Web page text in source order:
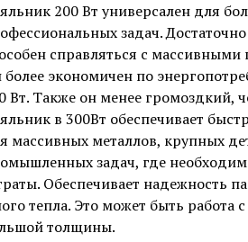
200 Вт универсален для
задач.
справляться с
экономичен по
Вт. Также он менее громоздкий,
в 300Вт обеспечивает
массивных металлов, крупных
задач, где
Обеспечивает надежность
тепла. Это может быть работа
толщины.